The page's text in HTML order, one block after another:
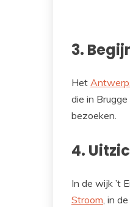
3.
Het
die in
bezoeken.
4.
In de wijk ’t
Stroom, in